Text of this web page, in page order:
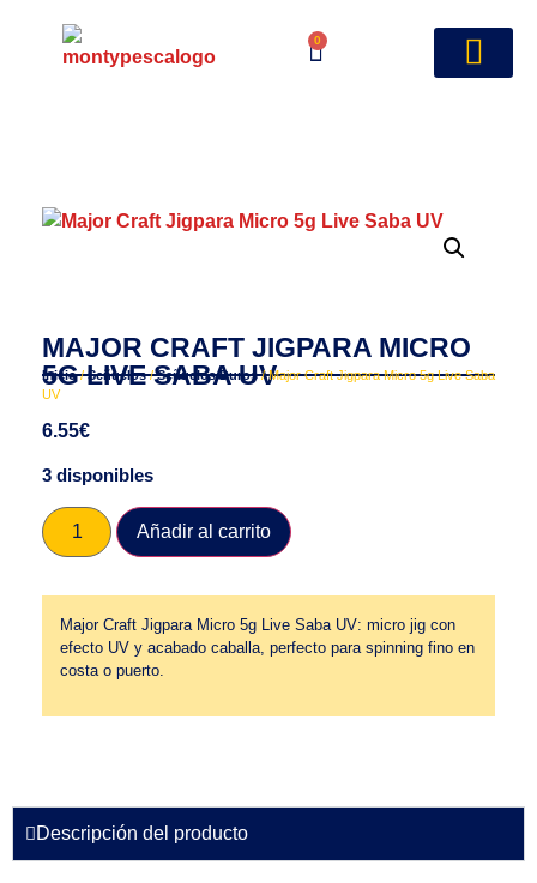
0
MAJOR CRAFT JIGPARA MICRO
5G LIVE SABA UV
Inicio/Señuelos/Señuelos Duros/ Major Craft Jigpara Micro 5g Live Saba
UV
6.55€
3 disponibles
Añadir al carrito
Major Craft Jigpara Micro 5g Live Saba UV: micro jig con
efecto UV y acabado caballa, perfecto para spinning fino en
costa o puerto.
Descripción del producto